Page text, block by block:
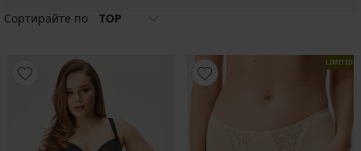
Сортирайте по
TOP
LIMITED